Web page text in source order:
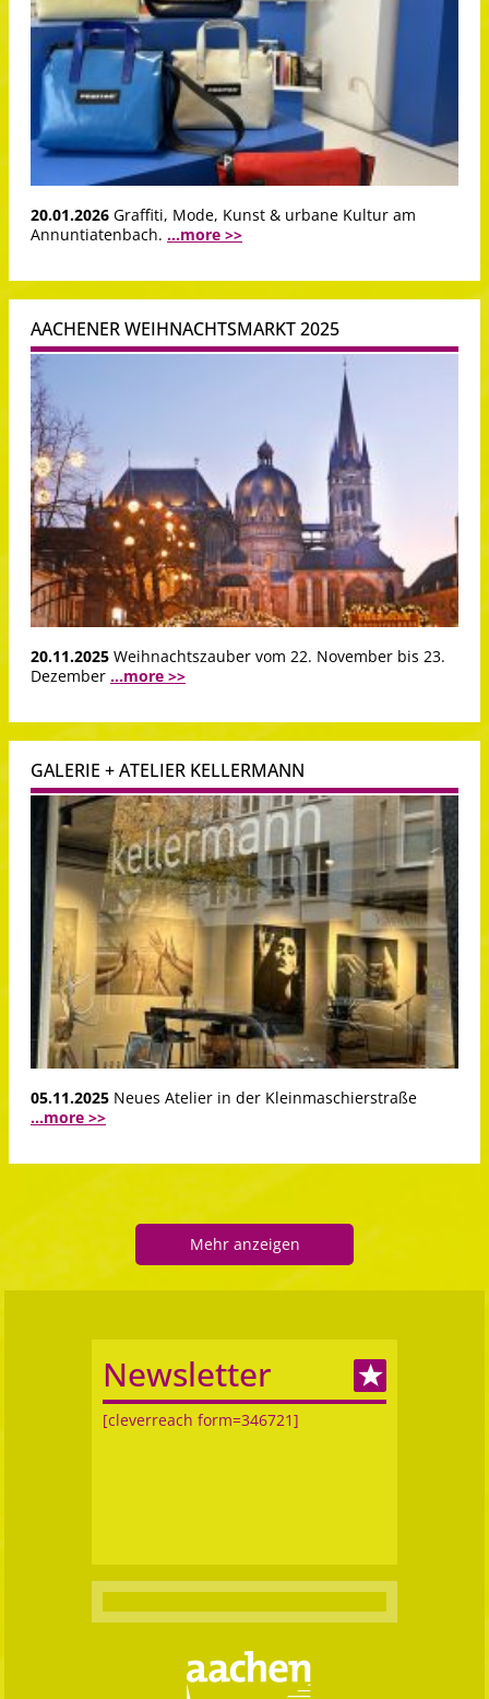
20.01.2026 Graffiti, Mode, Kunst & urbane Kultur am
Annuntiatenbach. ...more >>
AACHENER WEIHNACHTSMARKT 2025
20.11.2025 Weihnachtszauber vom 22. November bis 23.
Dezember ...more >>
GALERIE + ATELIER KELLERMANN
05.11.2025 Neues Atelier in der Kleinmaschierstraße
...more >>
Mehr anzeigen
Newsletter
[cleverreach form=346721]